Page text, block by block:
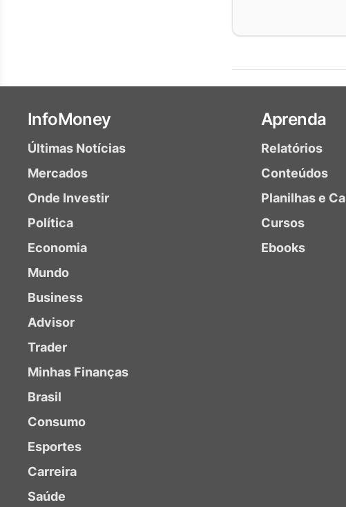
InfoMoney
Últimas Notícias
Mercados
Onde Investir
Política
Economia
Mundo
Business
Advisor
Trader
Minhas Finanças
Brasil
Consumo
Esportes
Carreira
Saúde
Aprenda
Relatórios
Conteúdos
Planilhas e
Cursos
Ebooks